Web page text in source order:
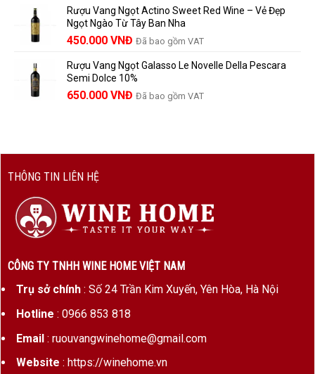
là:
1.529.000 VNĐ.
tại
là:
1.390.000 VNĐ.
Rượu Vang Ngọt Actino Sweet Red Wine – Vẻ Đẹp
Ngọt Ngào Từ Tây Ban Nha
450.000 VNĐ Đã bao gồm VAT
Rượu Vang Ngọt Galasso Le Novelle Della Pescara
Semi Dolce 10%
650.000 VNĐ Đã bao gồm VAT
THÔNG TIN LIÊN HỆ
CÔNG TY TNHH WINE HOME VIỆT NAM
Trụ sở chính: Số 24 Trần Kim Xuyến, Yên Hòa, Hà Nội
Hotline : 0966 853 818
Email: ruouvangwinehome@gmail.com
Website : https://winehome.vn